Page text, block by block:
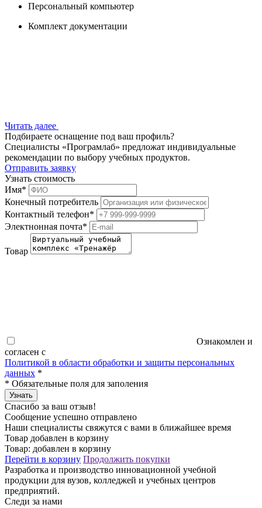
Персональный компьютер
Комплект документации
Читать далее
Подбираете оснащение под ваш профиль?
Специалисты «Програмлаб» предложат индивидуальные
рекомендации по выбору учебных продуктов.
Отправить заявку
Узнать стоимость
Имя*
Конечный потребитель
Контактный телефон*
Электнонная почта*
Товар
Ознакомлен и
согласен с
Политикой в области обработки и защиты персональных
данных *
* Обязательные поля для заполения
Узнать
Спасибо за ваш отзыв!
Сообщение успешно отправлено
Наши специалисты свяжутся с вами в ближайшее время
Товар добавлен в корзину
Товар: добавлен в корзину
Перейти в корзину Продолжить покупки
Разработка и производство инновационной учебной
продукции для вузов, колледжей и учебных центров
предприятий.
Следи за нами